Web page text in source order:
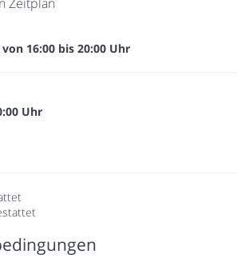
16:00 bis 20:00 Uhr
Uhr